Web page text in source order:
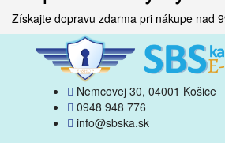
Získajte dopravu zdarma pri nákupe nad
Nemcovej 30, 04001 Košice
0948 948 776
info@sbska.sk